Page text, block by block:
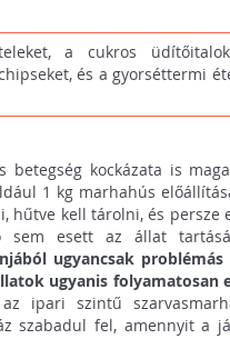
a cukros
és a gyorséttermi
kockázata is
1 kg marhahús
hűtve kell tárolni, és persze
sem esett az állat
ugyancsak
ugyanis folyamatosan
ipari szintű
szabadul fel, amennyit a